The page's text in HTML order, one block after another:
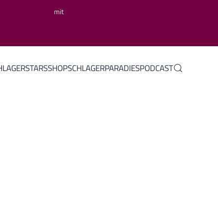
mit
SHOPSCHLAGERPARADIESPODCAST